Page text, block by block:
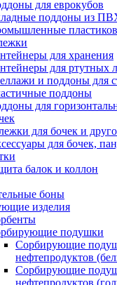
для еврокубов
поддоны из
для хранения
для ртутных
и поддоны для
поддоны
для
для бочек и
для бочек,
балок и коллон
боны
изделия
подушки
Сорбирующие
нефтепродуктов
Сорбирующие
нефтепродуктов